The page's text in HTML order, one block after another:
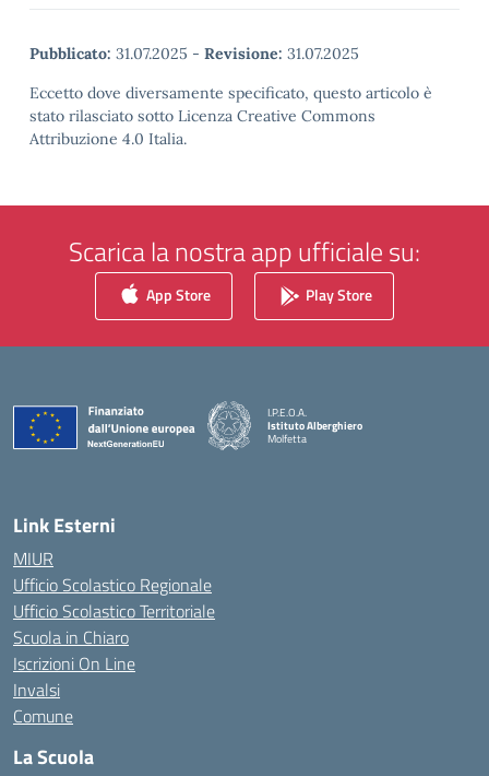
Pubblicato: 31.07.2025 - Revisione: 31.07.2025
Eccetto dove diversamente specificato, questo articolo è
stato rilasciato sotto Licenza Creative Commons
Attribuzione 4.0 Italia.
Scarica la nostra app ufficiale su:
App Store Play Store
I.P.E.O.A.
Istituto Alberghiero
Molfetta
Link Esterni
MIUR
Ufficio Scolastico Regionale
Ufficio Scolastico Territoriale
Scuola in Chiaro
Iscrizioni On Line
Invalsi
Comune
La Scuola